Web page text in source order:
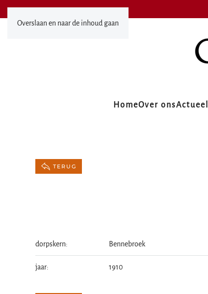
Overslaan en naar de inhoud gaan
HomeOver onsActueel
TERUG
dorpskern: Bennebroek
jaar: 1910